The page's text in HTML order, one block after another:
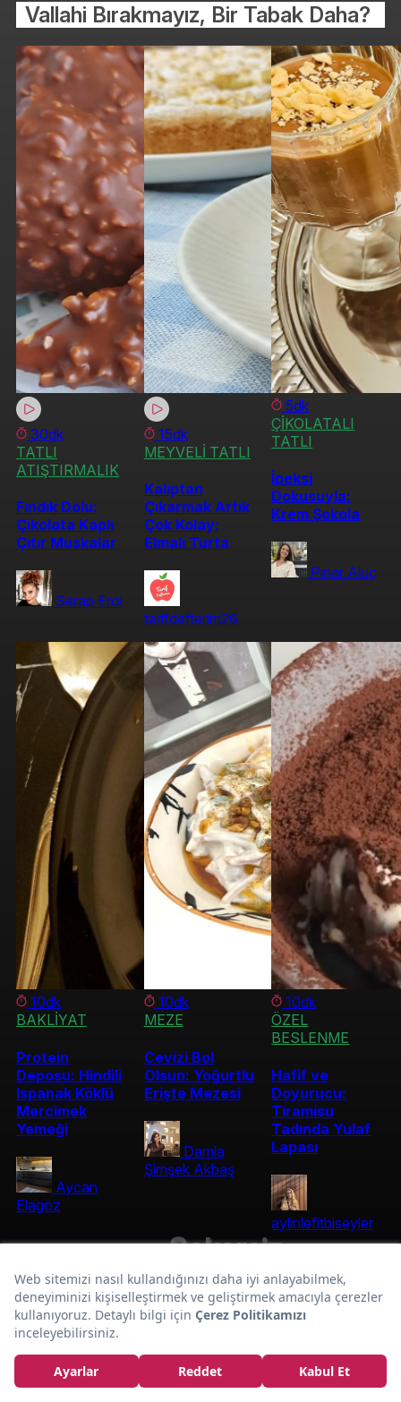
Şekersiz
Vegan Çikolatalı
Browni Tarifi
Vallahi Bırakmayız, Bir Tabak Daha?
30dk
TATLI
ATIŞTIRMALIK
Fındık Dolu:
Çikolata Kaplı
Çıtır Muskalar
Serap Erol
15dk
MEYVELİ TATLI
Kalıptan
Çıkarmak Artık
Çok Kolay:
Elmalı Turta
tarifdefterim26
5dk
ÇİKOLATALI
TATLI
İpeksi
Dokusuyla:
Krem Şokola
Pınar Aluç
10dk
BAKLİYAT
Protein
Deposu: Hindili
Ispanak Köklü
Mercimek
Yemeği
Aycan
Elagöz
10dk
MEZE
Cevizi Bol
Olsun: Yoğurtlu
Erişte Mezesi
Damla
Şimşek Akbaş
10dk
ÖZEL
BESLENME
Hafif ve
Doyurucu:
Tiramisu
Tadında Yulaf
Lapası
aylinlefitbiseyler